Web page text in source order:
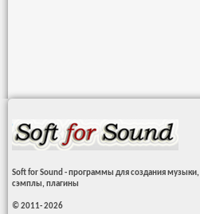
Soft for Sound - программы для создания музыки,
сэмплы, плагины
© 2011- 2026